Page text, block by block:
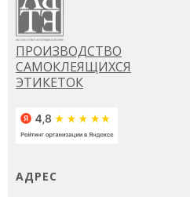
ПРОИЗВОДСТВО
САМОКЛЕЯЩИХСЯ
ЭТИКЕТОК
АДРЕС